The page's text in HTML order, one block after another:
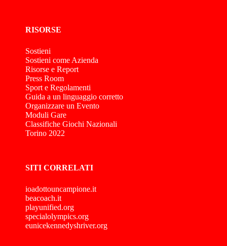
RISORSE
Sostieni
Sostieni come Azienda
Risorse e Report
Press Room
Sport e Regolamenti
Guida a un linguaggio corretto
Organizzare un Evento
Moduli Gare
Classifiche Giochi Nazionali
Torino 2022
SITI CORRELATI
ioadottouncampione.it
beacoach.it
playunified.org
specialolympics.org
eunicekennedyshriver.org